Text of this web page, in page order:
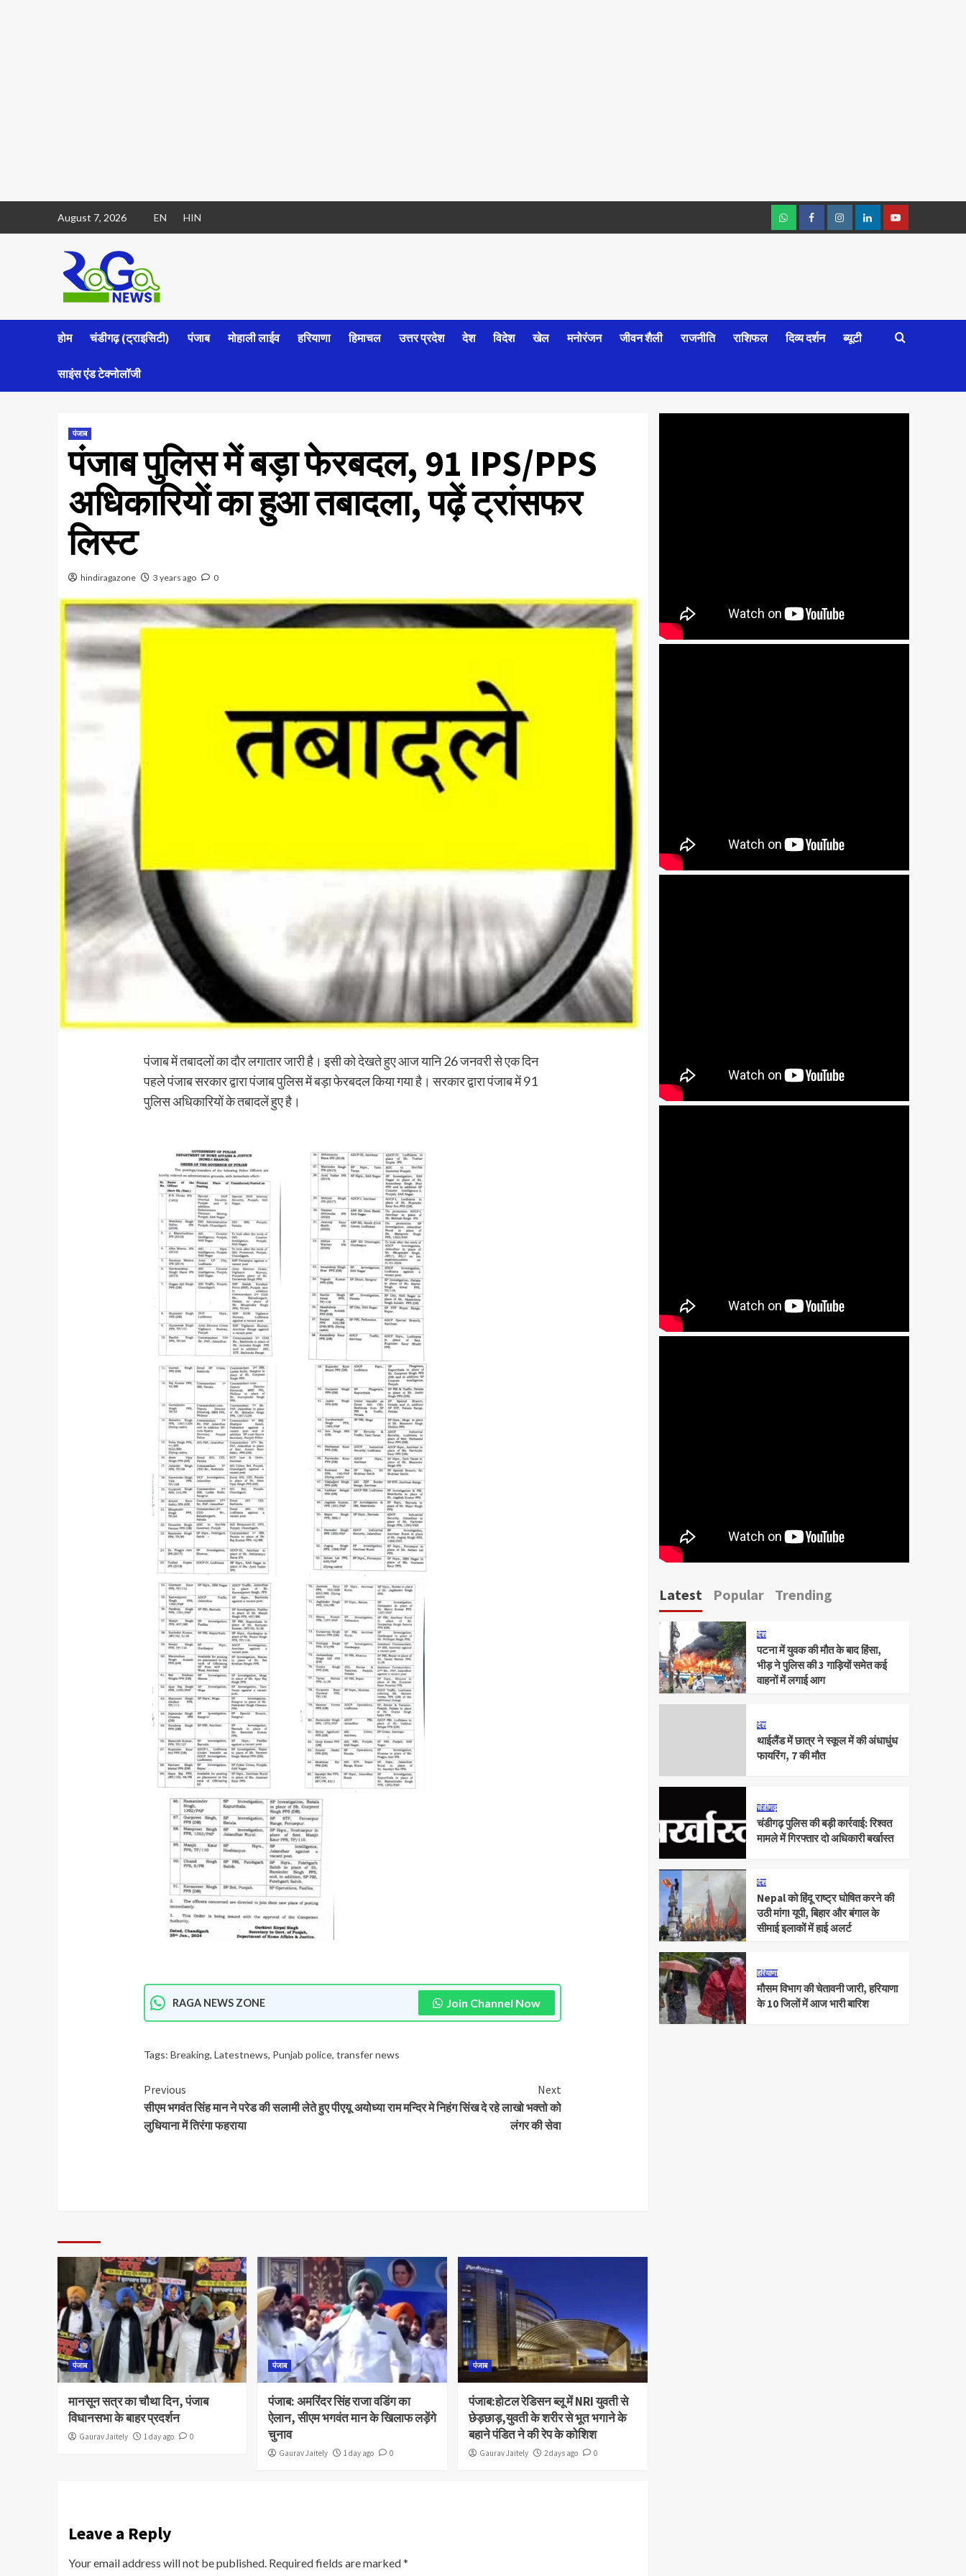
August 7, 2026 EN HIN
होम चंडीगढ़ (ट्राइसिटी) पंजाब मोहाली लाईव हरियाणा हिमाचल उत्तर प्रदेश देश विदेश खेल मनोरंजन जीवन शैली राजनीति राशिफल दिव्य दर्शन ब्यूटी
साइंस एंड टेक्नोलॉजी
पंजाब
पंजाब पुलिस में बड़ा फेरबदल, 91 IPS/PPS
अधिकारियाें का हुआ तबादला, पढ़ें ट्रांसफर
लिस्ट
hindiragazone 3 years ago 0
पंजाब में तबादलों का दौर लगातार जारी है। इसी को देखते हुए आज यानि 26 जनवरी से एक दिन
पहले पंजाब सरकार द्वारा पंजाब पुलिस में बड़ा फेरबदल किया गया है। सरकार द्वारा पंजाब में 91
पुलिस अधिकारियों के तबादलें हुए है।
RAGA NEWS ZONE Join Channel Now
Tags: Breaking, Latestnews, Punjab police, transfer news
Previous
सीएम भगवंत सिंह मान ने परेड की सलामी लेते हुए पीएयू
लुधियाना में तिरंगा फहराया
Next
अयोध्या राम मन्दिर मे निहंग सिंख दे रहे लाखो भक्तो को
लंगर की सेवा
पंजाब
मानसून सत्र का चौथा दिन, पंजाब
विधानसभा के बाहर प्रदर्शन
Gaurav Jaitely 1 day ago 0
पंजाब
पंजाब: अमरिंदर सिंह राजा वडिंग का
ऐलान, सीएम भगवंत मान के खिलाफ लड़ेंगे
चुनाव
Gaurav Jaitely 1 day ago 0
पंजाब
पंजाब:होटल रेडिसन ब्लू में NRI युवती से
छेड़छाड़,युवती के शरीर से भूत भगाने के
बहाने पंडित ने की रेप के कोशिश
Gaurav Jaitely 2 days ago 0
Leave a Reply
Your email address will not be published. Required fields are marked*
Latest Popular Trending
देश
पटना में युवक की मौत के बाद हिंसा,
भीड़ ने पुलिस की 3 गाड़ियों समेत कई
वाहनों में लगाई आग
देश
थाईलैंड में छात्र ने स्कूल में की अंधाधुंध
फायरिंग, 7 की मौत
चंडीगढ़
चंडीगढ़ पुलिस की बड़ी कार्रवाई: रिश्वत
मामले में गिरफ्तार दो अधिकारी बर्खास्त
देश
Nepal को हिंदू राष्ट्र घोषित करने की
उठी मांग! यूपी, बिहार और बंगाल के
सीमाई इलाकों में हाई अलर्ट
हरियाणा
मौसम विभाग की चेतावनी जारी, हरियाणा
के 10 जिलों में आज भारी बारिश